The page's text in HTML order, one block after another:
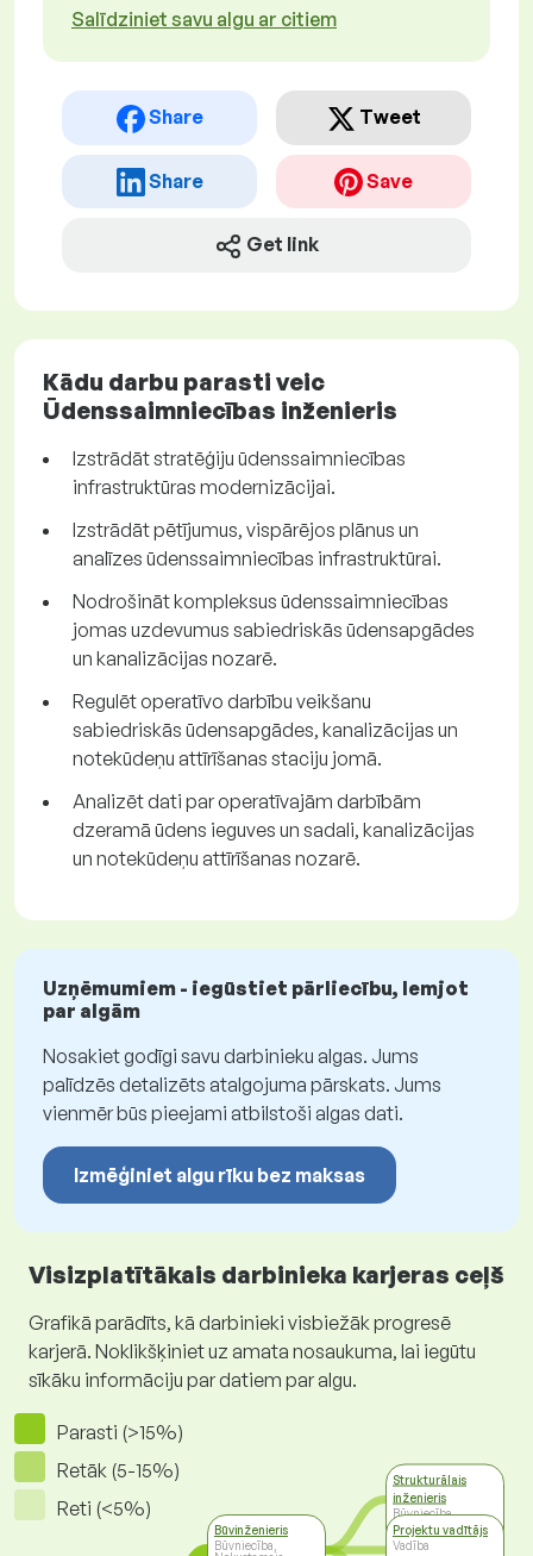
Salīdziniet savu algu ar citiem
Share Tweet
Share Save
Get link
Kādu darbu parasti veic
Ūdenssaimniecības inženieris
Izstrādāt stratēģiju ūdenssaimniecības
infrastruktūras modernizācijai.
Izstrādāt pētījumus, vispārējos plānus un
analīzes ūdenssaimniecības infrastruktūrai.
Nodrošināt kompleksus ūdenssaimniecības
jomas uzdevumus sabiedriskās ūdensapgādes
un kanalizācijas nozarē.
Regulēt operatīvo darbību veikšanu
sabiedriskās ūdensapgādes, kanalizācijas un
notekūdeņu attīrīšanas staciju jomā.
Analizēt dati par operatīvajām darbībām
dzeramā ūdens ieguves un sadali, kanalizācijas
un notekūdeņu attīrīšanas nozarē.
Uzņēmumiem - iegūstiet pārliecību, lemjot
par algām
Nosakiet godīgi savu darbinieku algas. Jums
palīdzēs detalizēts atalgojuma pārskats. Jums
vienmēr būs pieejami atbilstoši algas dati.
Izmēģiniet algu rīku bez maksas
Visizplatītākais darbinieka karjeras ceļš
Grafikā parādīts, kā darbinieki visbiežāk progresē
karjerā. Noklikšķiniet uz amata nosaukuma, lai iegūtu
sīkāku informāciju par datiem par algu.
Parasti (>15%)
Retāk (5-15%)
Reti (<5%)
Būvinženieris
Būvniecība,
Strukturālais
inženieris
Būvniecība,
Nekustamais
īpašums
Projektu vadītājs
Vadība